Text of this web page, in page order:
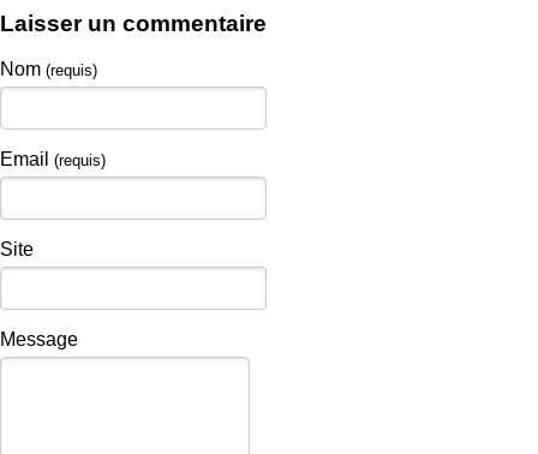
Laisser un commentaire
Nom (requis)
Email (requis)
Site
Message